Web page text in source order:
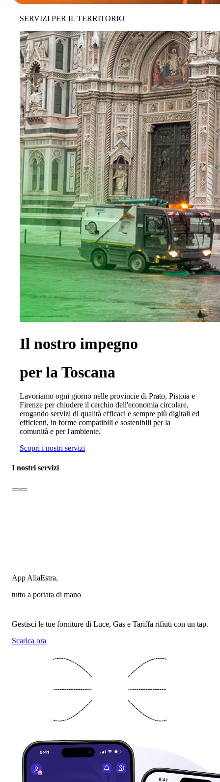
SERVIZI PER IL TERRITORIO
Il nostro impegno
per la Toscana
Lavoriamo ogni giorno nelle provincie di Prato, Pistoia e
Firenze per chiudere il cerchio dell'economia circolare,
erogando servizi di qualità efficaci e sempre più digitali ed
efficienti, in forme compatibili e sostenibili per la
comunità e per l'ambiente.
Scopri i nostri servizi
I nostri servizi
App AliaEstra,
tutto a portata di mano
Gestisci le tue forniture di Luce, Gas e Tariffa rifiuti con un tap.
Scarica ora